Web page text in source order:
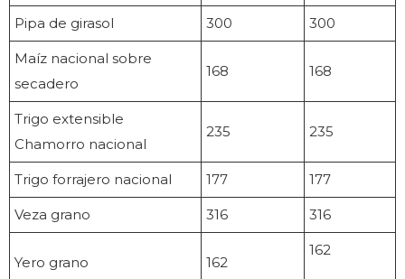
Pipa de girasol 300 300
Maíz nacional sobre
secadero
168 168
Trigo extensible
Chamorro nacional
235 235
Trigo forrajero nacional 177 177
Veza grano 316 316
Yero grano 162
162